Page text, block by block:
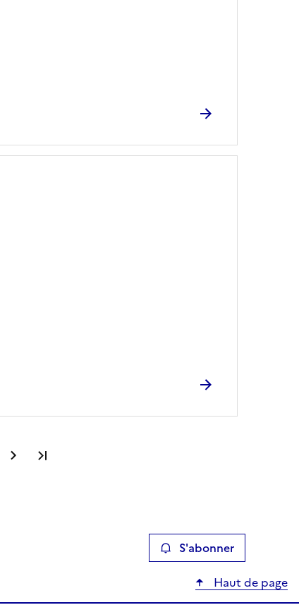
S'abonner
Haut de page